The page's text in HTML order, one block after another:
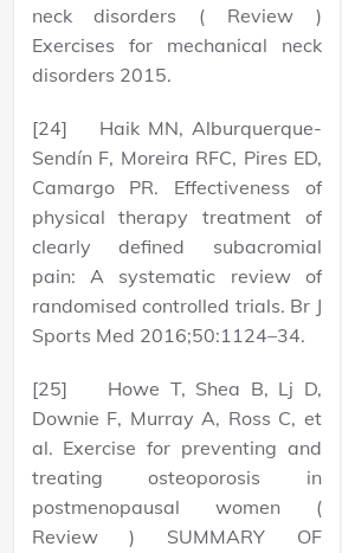
neck disorders ( Review )
Exercises for mechanical neck
disorders 2015.
[24] Haik MN, Alburquerque-
Sendín F, Moreira RFC, Pires ED,
Camargo PR. Effectiveness of
physical therapy treatment of
clearly defined subacromial
pain: A systematic review of
randomised controlled trials. Br J
Sports Med 2016;50:1124–34.
[25] Howe T, Shea B, Lj D,
Downie F, Murray A, Ross C, et
al. Exercise for preventing and
treating osteoporosis in
postmenopausal women (
Review ) SUMMARY OF